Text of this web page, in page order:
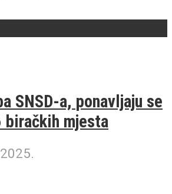
SNSD-a, ponavljaju se
biračkih mjesta